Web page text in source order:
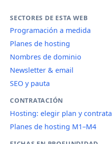
SECTORES DE ESTA WEB
Programación a medida
Planes de hosting
Nombres de dominio
Newsletter & email
SEO y pauta
CONTRATACIÓN
Hosting: elegir plan y
Planes de hosting M1–M4